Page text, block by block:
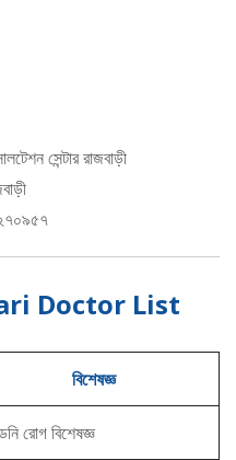
সেন্টার রাজবাড়ী
Doctor List
বিশেষজ্ঞ
রোগ বিশেষজ্ঞ